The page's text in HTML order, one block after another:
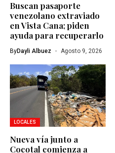
Buscan pasaporte
venezolano extraviado
en Vista Cana; piden
ayuda para recuperarlo
ByDayli Albuez Agosto 9, 2026
LOCALES
Nueva vía junto a
Cocotal comienza a